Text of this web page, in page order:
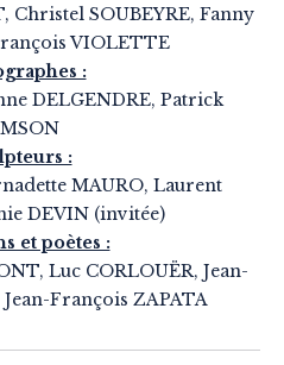
Christel SOUBEYRE, Fanny
VIOLETTE
:
DELGENDRE, Patrick
:
MAURO, Laurent
DEVIN (invitée)
et poètes :
Luc CORLOUËR, Jean-
François ZAPATA